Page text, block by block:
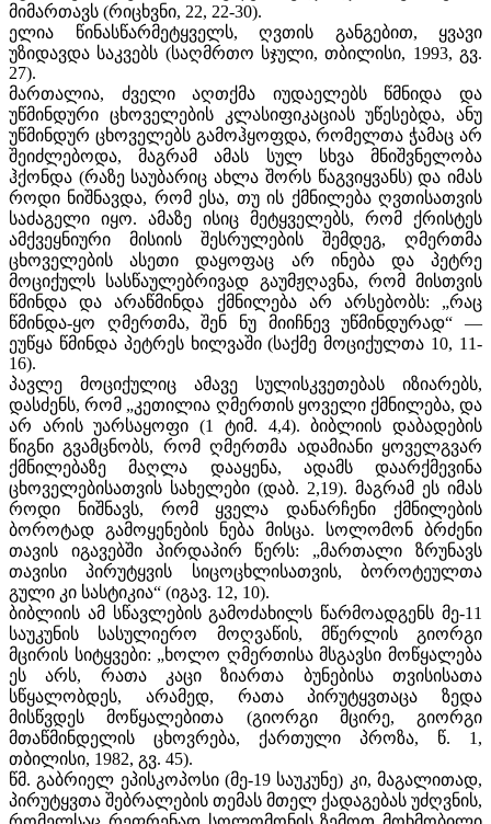
მიმართავს (რიცხვნი, 22, 22-30).
ელია წინასწარმეტყველს, ღვთის განგებით, ყვავი
უზიდავდა საკვებს (საღმრთო სჯული, თბილისი, 1993, გვ.
27).
მართალია, ძველი აღთქმა იუდაელებს წმნიდა და
უწმინდური ცხოველების კლასიფიკაციას უწესებდა, ანუ
უწმინდურ ცხოველებს გამოჰყოფდა, რომელთა ჭამაც არ
შეიძლებოდა, მაგრამ ამას სულ სხვა მნიშვნელობა
ჰქონდა (რაზე საუბარიც ახლა შორს წაგვიყვანს) და იმას
როდი ნიშნავდა, რომ ესა, თუ ის ქმნილება ღვთისათვის
საძაგელი იყო. ამაზე ისიც მეტყველებს, რომ ქრისტეს
ამქვეყნიური მისიის შესრულების შემდეგ, ღმერთმა
ცხოველების ასეთი დაყოფაც არ ინება და პეტრე
მოციქულს სასწაულებრივად გაუმჟღავნა, რომ მისთვის
წმინდა და არაწმინდა ქმნილება არ არსებობს: „რაც
წმინდა-ყო ღმერთმა, შენ ნუ მიიჩნევ უწმინდურად“ —
ეუწყა წმინდა პეტრეს ხილვაში (საქმე მოციქულთა 10, 11-
16).
პავლე მოციქულიც ამავე სულისკვეთებას იზიარებს,
დასძენს, რომ „კეთილია ღმერთის ყოველი ქმნილება, და
არ არის უარსაყოფი (1 ტიმ. 4,4). ბიბლიის დაბადების
წიგნი გვამცნობს, რომ ღმერთმა ადამიანი ყოველგვარ
ქმნილებაზე მაღლა დააყენა, ადამს დაარქმევინა
ცხოველებისათვის სახელები (დაბ. 2,19). მაგრამ ეს იმას
როდი ნიშნავს, რომ ყველა დანარჩენი ქმნილების
ბოროტად გამოყენების ნება მისცა. სოლომონ ბრძენი
თავის იგავებში პირდაპირ წერს: „მართალი ზრუნავს
თავისი პირუტყვის სიცოცხლისათვის, ბოროტეულთა
გული კი სასტიკია“ (იგავ. 12, 10).
ბიბლიის ამ სწავლების გამოძახილს წარმოადგენს მე-11
საუკუნის სასულიერო მოღვაწის, მწერლის გიორგი
მცირის სიტყვები: „ხოლო ღმერთისა მსგავსი მოწყალება
ეს არს, რათა კაცი ზიართა ბუნებისა თვისისათა
სწყალობდეს, არამედ, რათა პირუტყვთაცა ზედა
მისწვდეს მოწყალებითა (გიორგი მცირე, გიორგი
მთაწმინდელის ცხოვრება, ქართული პროზა, წ. 1,
თბილისი, 1982, გვ. 45).
წმ. გაბრიელ ეპისკოპოსი (მე-19 საუკუნე) კი, მაგალითად,
პირუტყვთა შებრალების თემას მთელ ქადაგებას უძღვნის,